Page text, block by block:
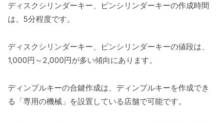
ディスクシリンダーキー、ピンシリンダーキーの作成時間
は、5分程度です。
ディスクシリンダーキー、ピンシリンダーキーの値段は、
1,000円～2,000円が多い傾向にあります。
ディンプルキーの合鍵作成は、ディンプルキーを作成でき
る「専用の機械」を設置している店舗で可能です。